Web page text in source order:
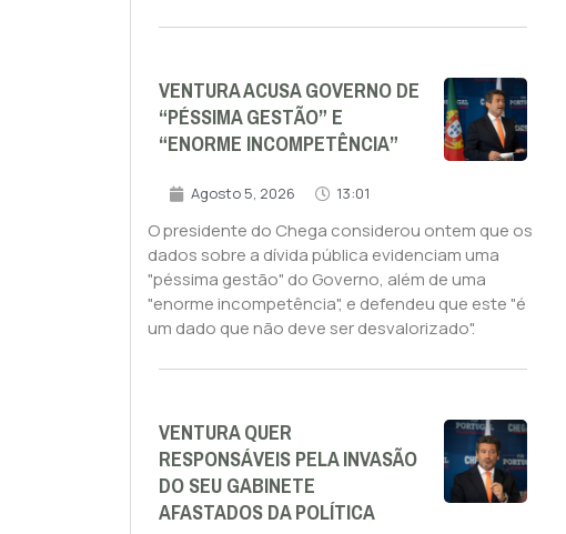
VENTURA ACUSA GOVERNO DE
“PÉSSIMA GESTÃO” E
“ENORME INCOMPETÊNCIA”
Agosto 5, 2026 13:01
O presidente do Chega considerou ontem que os
dados sobre a dívida pública evidenciam uma
"péssima gestão" do Governo, além de uma
"enorme incompetência", e defendeu que este "é
um dado que não deve ser desvalorizado".
VENTURA QUER
RESPONSÁVEIS PELA INVASÃO
DO SEU GABINETE
AFASTADOS DA POLÍTICA